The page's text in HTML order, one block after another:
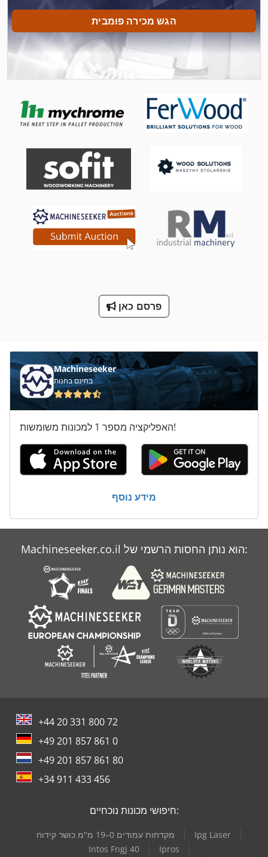
מכונה פתלתל
מכונות למפנה יד
מכונת חיתוך-Off
מכונת תפירה מחט 2
על מיני ואנים
פיר Pto קבלה
פלטפורמה מסוג Mb
שעועית עם פרוסות המכונה
הגש מכירה פומבית
פרסם כאן
Machineseeker
בחינם בחנות
האפליקציה מספר 1 למכונות משומשות!
מידע נוסף
Machineseeker.co.il הוא נותן החסות הרשמי של:
+44 20 331 800 72
+49 201 857 861 0
+49 201 857 861 80
+34 911 433 456
חיפושי מכונות נוכחיים:
מקדחות עמודים 0–19 מ"מ כושר קידוח
Ipg Laser
Intos Fngj 40
Ipros